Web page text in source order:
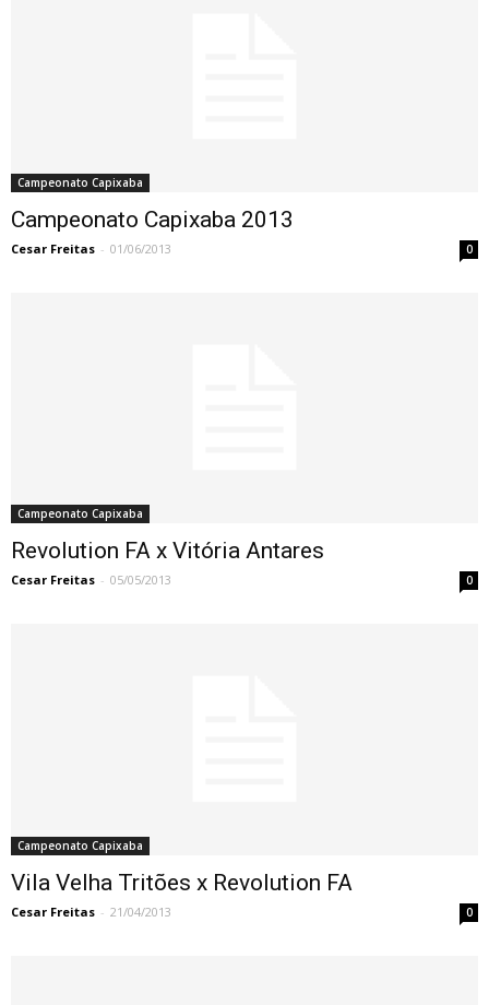
Campeonato Capixaba
Campeonato Capixaba 2013
Cesar Freitas - 01/06/2013 0
Campeonato Capixaba
Revolution FA x Vitória Antares
Cesar Freitas - 05/05/2013 0
Campeonato Capixaba
Vila Velha Tritões x Revolution FA
Cesar Freitas - 21/04/2013 0